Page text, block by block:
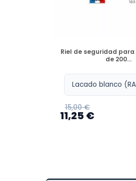
DISPONIBLE
Riel de seguridad para
de 200...
15,00 €
11,25 €